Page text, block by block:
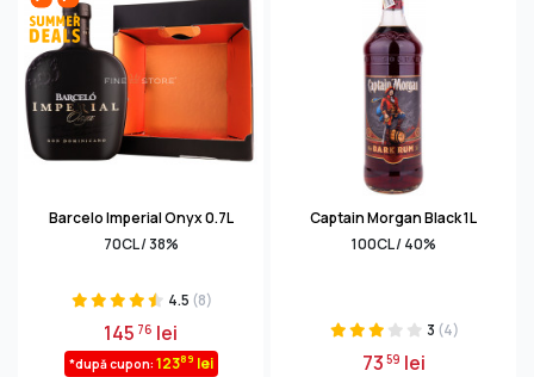
Barcelo Imperial Onyx 0.7L
70CL / 38%
4.5 (8)
145 76 lei
*după cupon: 12389 lei
Captain Morgan Black 1L
100CL / 40%
3 (4)
7359 lei